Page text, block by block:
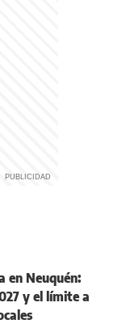
en Neuquén:
y el límite a